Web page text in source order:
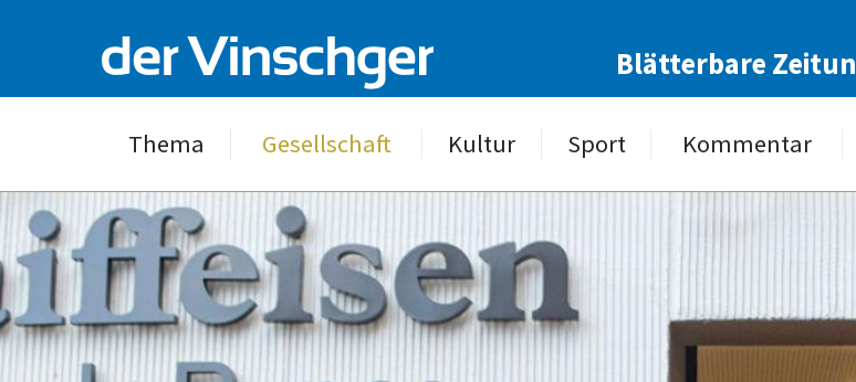
Blätterbare
Thema Gesellschaft Kultur Sport Kommentar